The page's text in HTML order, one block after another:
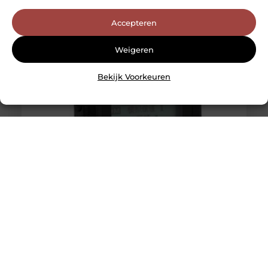
Accepteren
Weigeren
Bekijk Voorkeuren